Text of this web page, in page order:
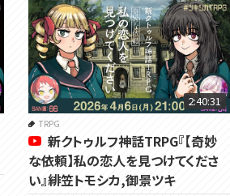
2:40:31
TRPG
新クトゥルフ神話TRPG『【奇妙
な依頼】私の恋人を見つけてくださ
い』緋笠トモシカ,御景ツキ